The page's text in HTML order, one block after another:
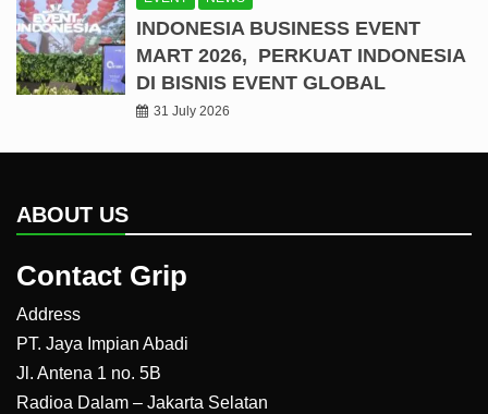
INDONESIA BUSINESS EVENT
MART 2026, PERKUAT INDONESIA
DI BISNIS EVENT GLOBAL
31 July 2026
ABOUT US
Contact Grip
Address
PT. Jaya Impian Abadi
Jl. Antena 1 no. 5B
Radioa Dalam – Jakarta Selatan